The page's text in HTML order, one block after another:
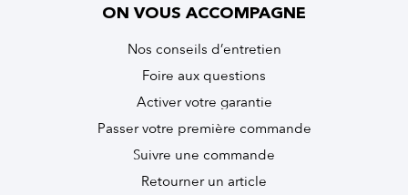
ON VOUS ACCOMPAGNE
Nos conseils d’entretien
Foire aux questions
Activer votre garantie
Passer votre première commande
Suivre une commande
Retourner un article